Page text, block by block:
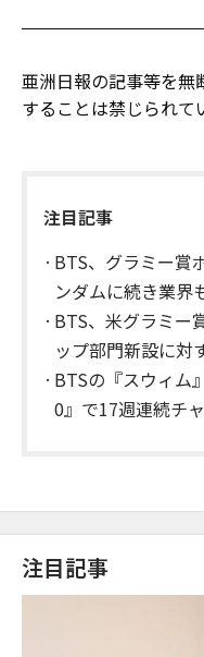
亜洲日報の記事等を無
することは禁じられて
注目記事
BTS、グラミー賞
ンダムに続き業界
BTS、米グラミー
ップ部門新設に対
BTSの『スウィム
0』で17週連続チ
注目記事